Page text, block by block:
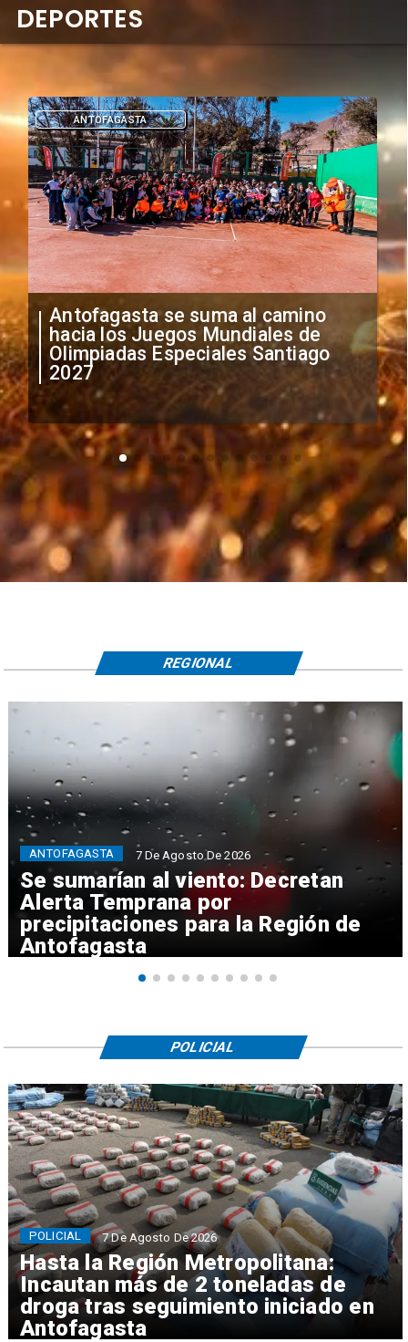
"Falta de profesionalismo": Sifup
anuncia medidas por situación
irregular de futbolistas
extranjeros
DEPORTES
DEPORTES
Se sumarían al viento: Decretan
Alerta Temprana por
precipitaciones para la Región de
Antofagasta
ANTOFAGASTA 7 De Agosto De 2026
REGIONAL
Hasta la Región Metropolitana:
Incautan más de 2 toneladas de
droga tras seguimiento iniciado en
Antofagasta
POLICIAL 7 De Agosto De 2026
POLICIAL